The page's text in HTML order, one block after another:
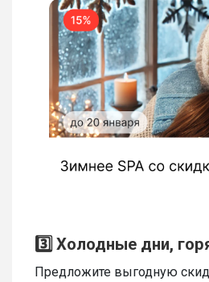
3️⃣ Холодные дни,
Предложите выгодную